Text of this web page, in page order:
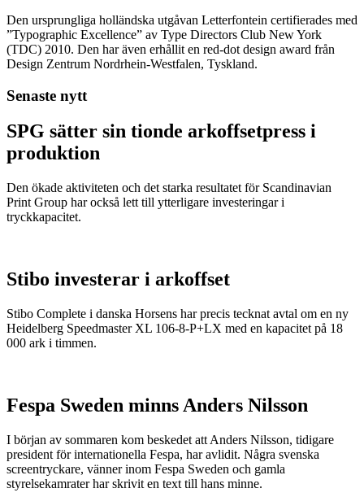
Den ursprungliga holländska utgåvan Letterfontein certifierades med
”Typographic Excellence” av Type Directors Club New York
(TDC) 2010. Den har även erhållit en red-dot design award från
Design Zentrum Nordrhein-Westfalen, Tyskland.
Senaste nytt
SPG sätter sin tionde arkoffsetpress i
produktion
Den ökade aktiviteten och det starka resultatet för Scandinavian
Print Group har också lett till ytterligare investeringar i
tryckkapacitet.
Stibo investerar i arkoffset
Stibo Complete i danska Horsens har precis tecknat avtal om en ny
Heidelberg Speedmaster XL 106-8-P+LX med en kapacitet på 18
000 ark i timmen.
Fespa Sweden minns Anders Nilsson
I början av sommaren kom beskedet att Anders Nilsson, tidigare
president för internationella Fespa, har avlidit. Några svenska
screentryckare, vänner inom Fespa Sweden och gamla
styrelsekamrater har skrivit en text till hans minne.